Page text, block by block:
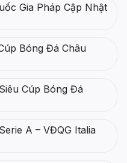
Gia Pháp Cập Nhật
Bóng Đá Châu
Cúp Bóng Đá
A – VĐQG Italia